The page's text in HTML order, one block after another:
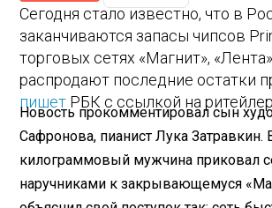
Сегодня стало известно, что в
заканчиваются запасы чипсов
торговых сетях «Магнит»,
распродают последние остатки
пишет РБК с ссылкой на
Новость прокомментировал сын
Сафронова, пианист Лука Затравкин.
килограммовый мужчина приковал
наручниками к закрывающемуся